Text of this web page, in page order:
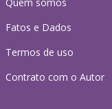
Quem somos
Fatos e Dados
Termos de uso
Contrato com o Autor